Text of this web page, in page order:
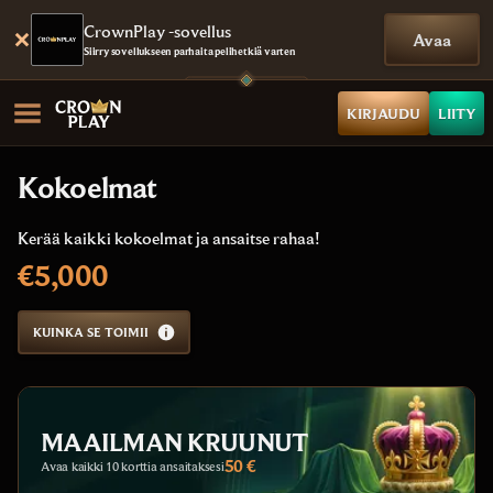
CrownPlay -sovellus
Siirry sovellukseen parhaita pelihetkiä varten Avaa
KIRJAUDU LIITY
Kokoelmat
Kerää kaikki kokoelmat ja ansaitse rahaa!
€5,000
KUINKA SE TOIMII
MAAILMAN KRUUNUT
Avaa kaikki 10 korttia ansaitaksesi50 €